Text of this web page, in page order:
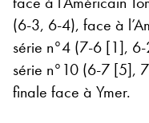
(6-3, 6-4), face à
série n°4 (7-6 [1],
série n°10 (6-7 [5],
finale face à Ymer.